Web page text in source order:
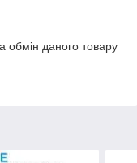
обмін даного товару